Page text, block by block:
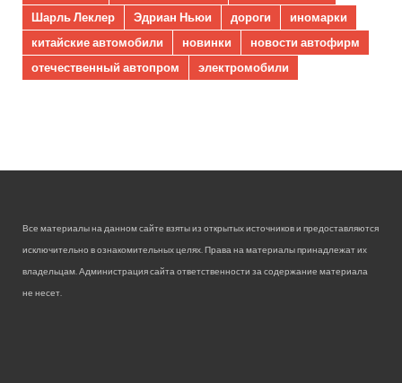
Шарль Леклер
Эдриан Ньюи дороги
иномарки
китайские автомобили
новинки
новости автофирм
отечественный автопром
электромобили
Все материалы на данном сайте взяты из открытых источников и предоставляются
исключительно в ознакомительных целях. Права на материалы принадлежат их
владельцам. Администрация сайта ответственности за содержание материала
не несет.